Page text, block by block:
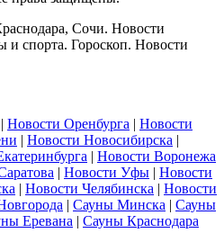
Сочи. Новости
и спорта. Гороскоп. Новости
| Новости Оренбурга | Новости
| Новости Новосибирска |
| Новости Воронежа
| Новости Уфы | Новости
| Новости Челябинска | Новости
| Сауны Минска | Сауны
Еревана | Сауны Краснодара